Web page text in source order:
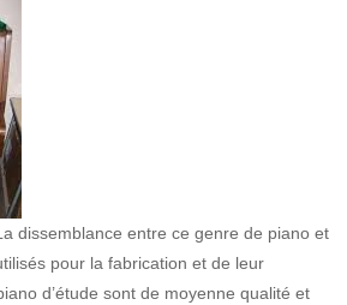
dissemblance entre ce genre de piano et
pour la fabrication et de leur
d’étude sont de moyenne qualité et